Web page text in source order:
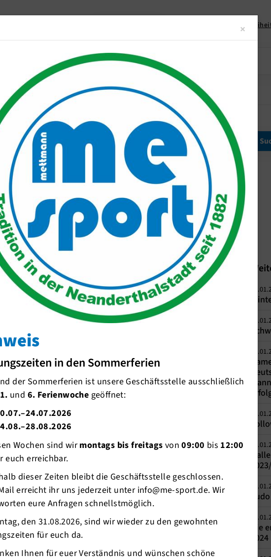
Unser Verein Mitgliederservice
ist neuer Trikotsponsor der E1
der E1
E1
im Oktober 2023 mit dem
Judo
2024
× Close
in den Sommerferien
der Sommerferien ist unsere Geschäftsstelle ausschließlich
und 6. Ferienwoche geöffnet:
Wochen sind wirmontags bis freitags von09:00 bis 12:00
euch erreichbar.
dieser Zeiten bleibt die Geschäftsstelle geschlossen.
erreicht ihr uns jederzeit unter info@me-sport.de. Wir
eure Anfragen schnellstmöglich.
den 31.08.2026, sind wir wieder zu den gewohnten
für euch da.
Ihnen für euer Verständnis und wünschen schöne